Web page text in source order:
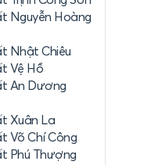
Nguyễn Hoàng
Nhật Chiêu
Vệ Hồ
An Dương
Xuân La
Võ Chí Công
Phú Thượng